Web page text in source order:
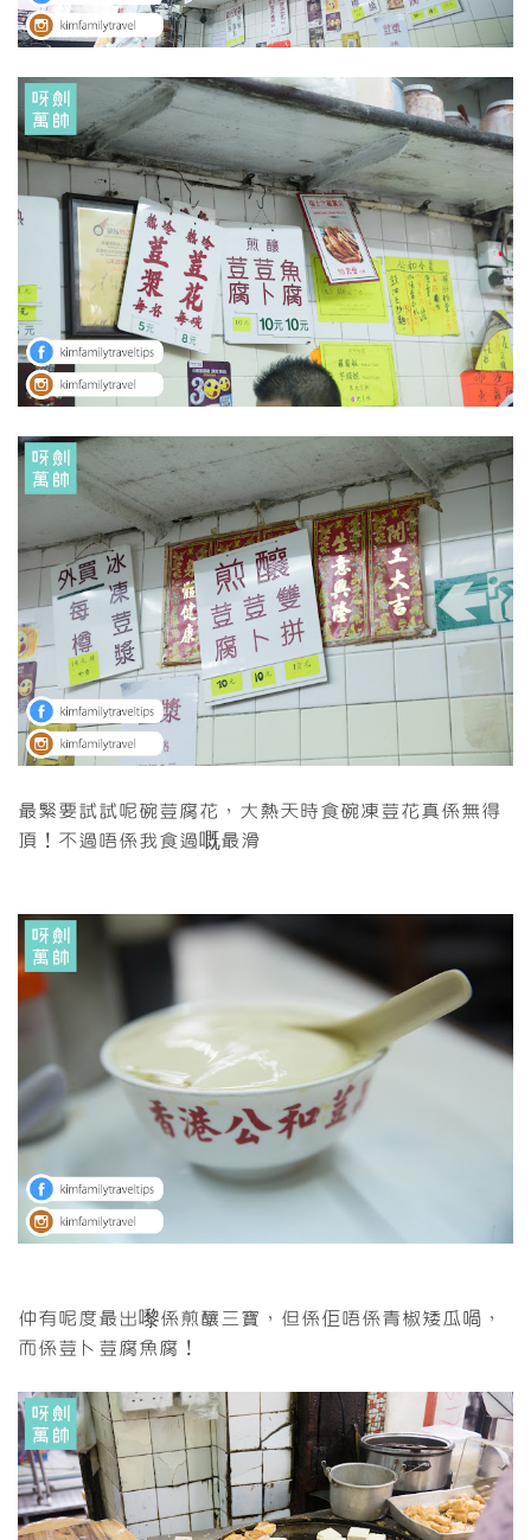
最緊要試試呢碗荳腐花，大熱天時食碗凍荳花真係無得
頂！不過唔係我食過嘅最滑
仲有呢度最出嚟係煎釀三寶，但係佢唔係青椒矮瓜喎，
而係荳卜荳腐魚腐！